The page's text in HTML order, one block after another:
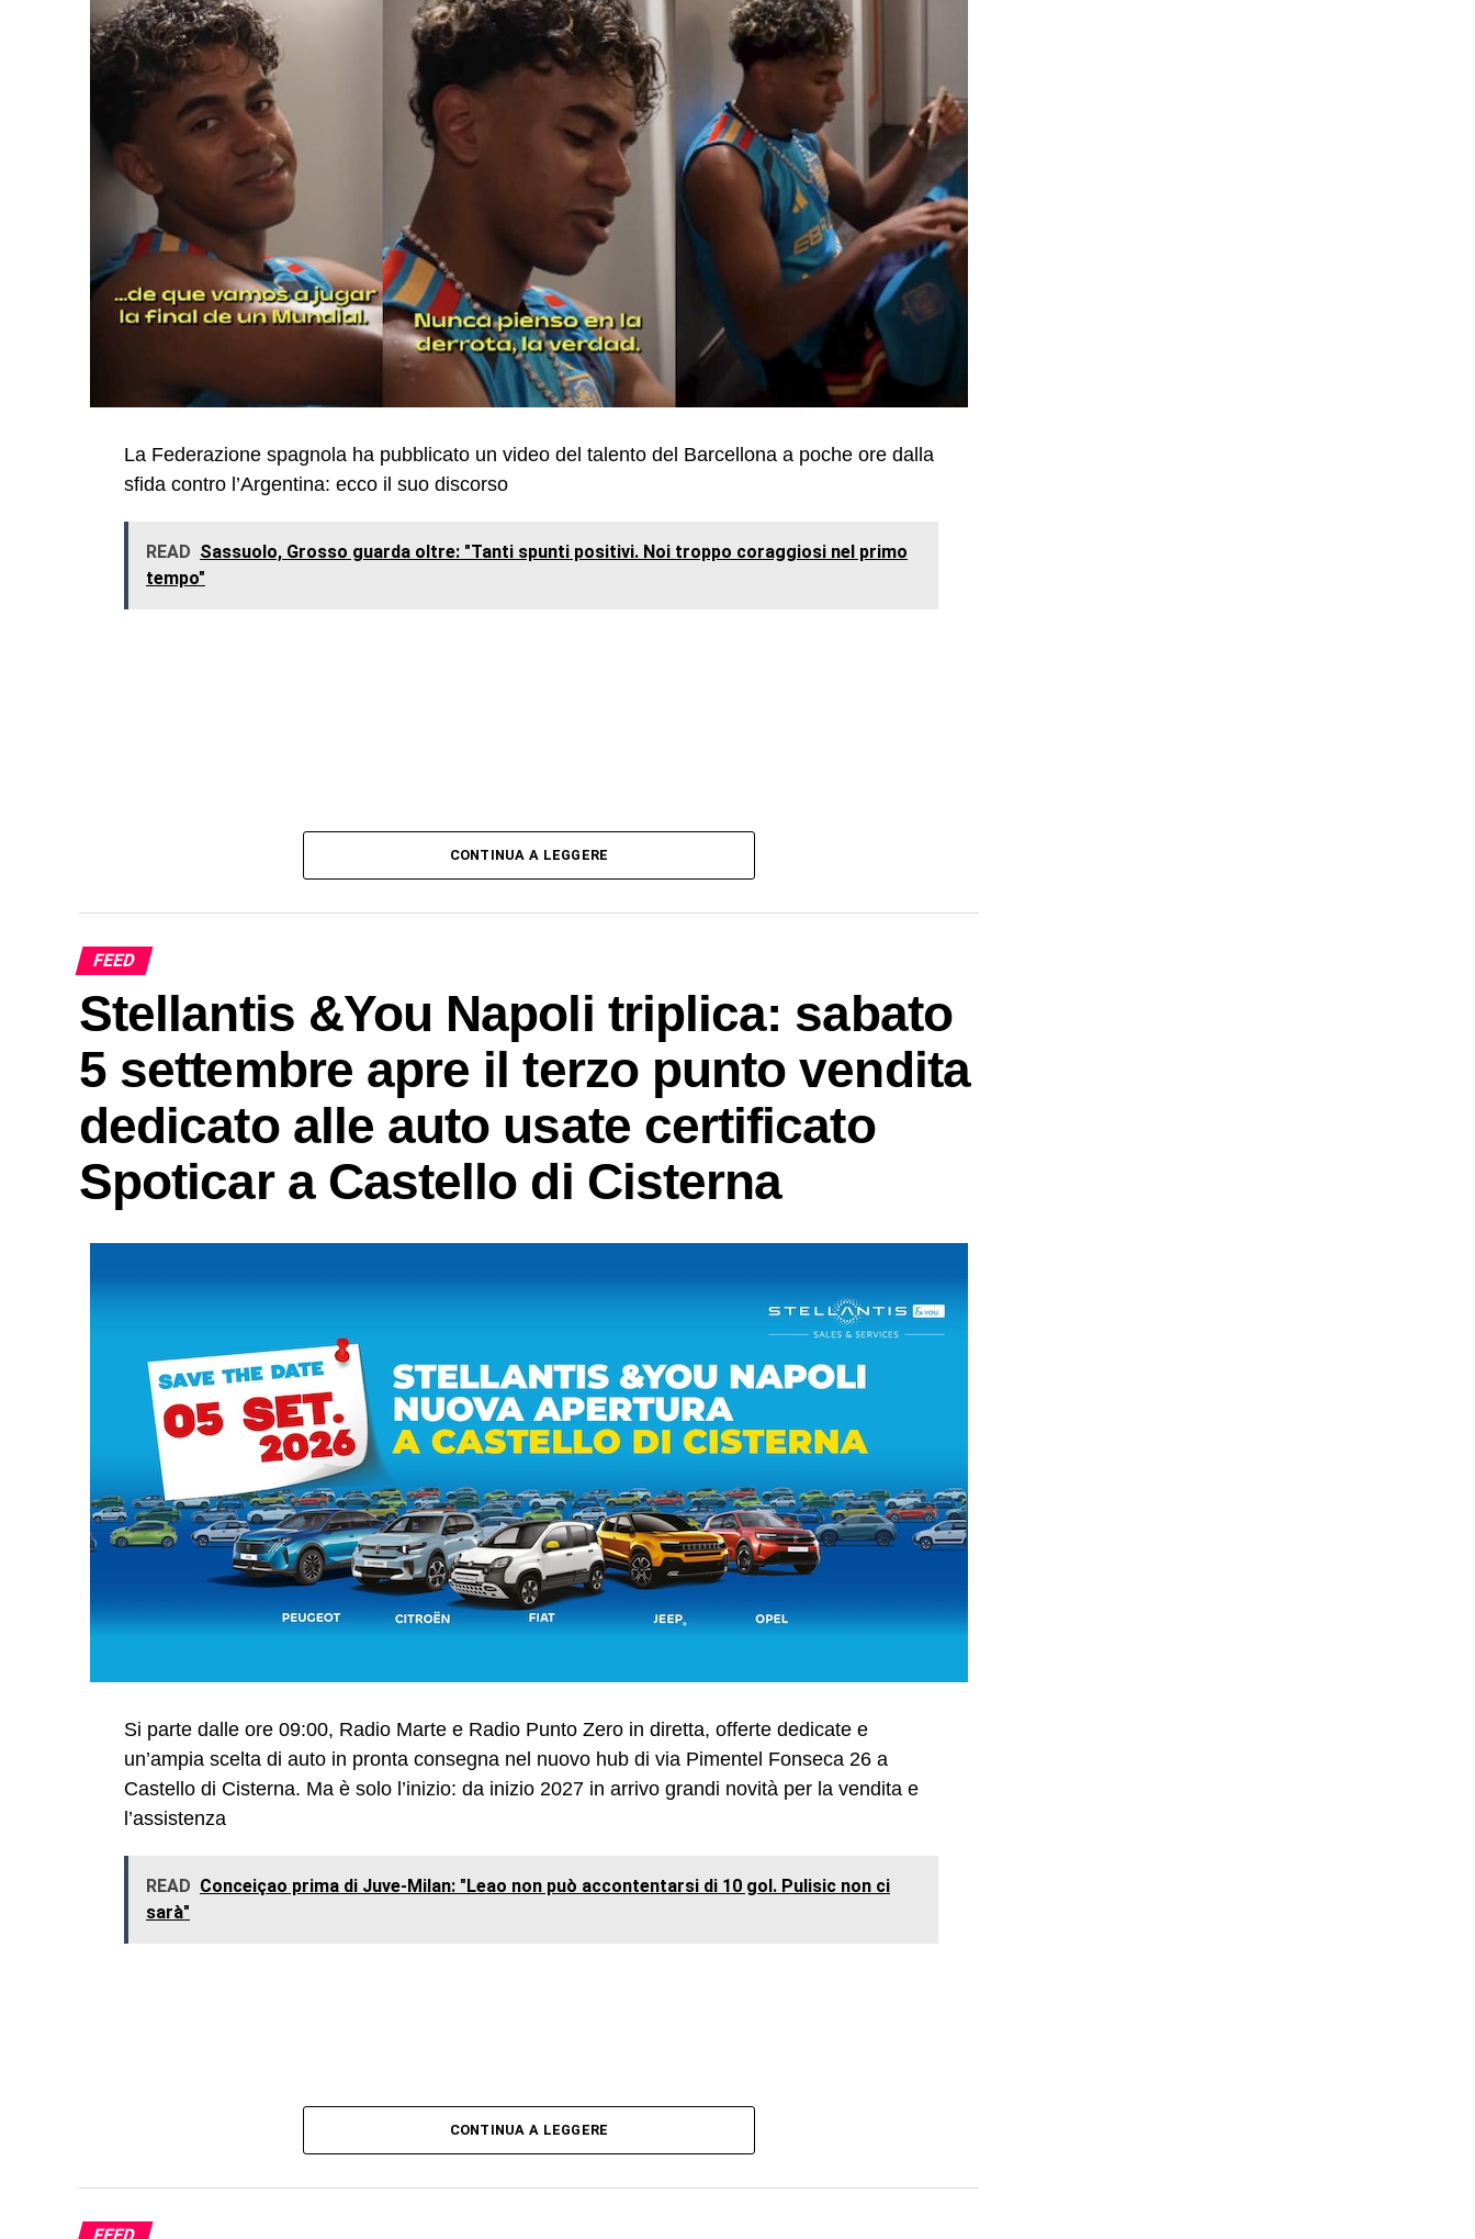
La Federazione spagnola ha pubblicato un video del talento del Barcellona a poche ore dalla
sfida contro l’Argentina: ecco il suo discorso
READ Sassuolo, Grosso guarda oltre: "Tanti spunti positivi. Noi troppo coraggiosi nel primo
tempo"
CONTINUA A LEGGERE
FEED
Stellantis &You Napoli triplica: sabato
5 settembre apre il terzo punto vendita
dedicato alle auto usate certificato
Spoticar a Castello di Cisterna
Si parte dalle ore 09:00, Radio Marte e Radio Punto Zero in diretta, offerte dedicate e
un’ampia scelta di auto in pronta consegna nel nuovo hub di via Pimentel Fonseca 26 a
Castello di Cisterna. Ma è solo l’inizio: da inizio 2027 in arrivo grandi novità per la vendita e
l’assistenza
READ Conceiçao prima di Juve-Milan: "Leao non può accontentarsi di 10 gol. Pulisic non ci
sarà"
CONTINUA A LEGGERE